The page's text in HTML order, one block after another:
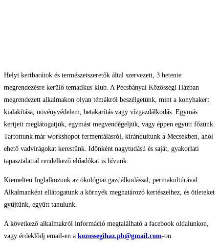
Helyi kertbarátok és természetszeretők által szervezett, 3 hetente
megrendezésre kerülő tematikus klub. A Pécsbányai Közösségi Házban
megrendezett alkalmakon olyan témákról beszélgetünk, mint a konyhakert
kialakítása, növényvédelem, betakarítás vagy vízgazdálkodás. Egymás
kertjeit meglátogatjuk, egymást megvendégeljük, vagy éppen együtt főzünk.
Tartottunk már workshopot fermentálásról, kirándultunk a Mecsekben, ahol
ehető vadvirágokat kerestünk. Időnként nagytudású és saját, gyakorlati
tapasztalattal rendelkező előadókat is hívunk.
Kiemelten foglalkozunk az ökológiai gazdálkodással, permakultúrával.
Alkalmanként ellátogatunk a környék meghatározó kertészeihez, és ötleteket
gyűjtünk, együtt tanulunk.
A következő alkalmakról információ megtalálható a facebook oldalunkon,
vagy érdeklődj email-en a kozossegihaz.pb@gmail.com-on.